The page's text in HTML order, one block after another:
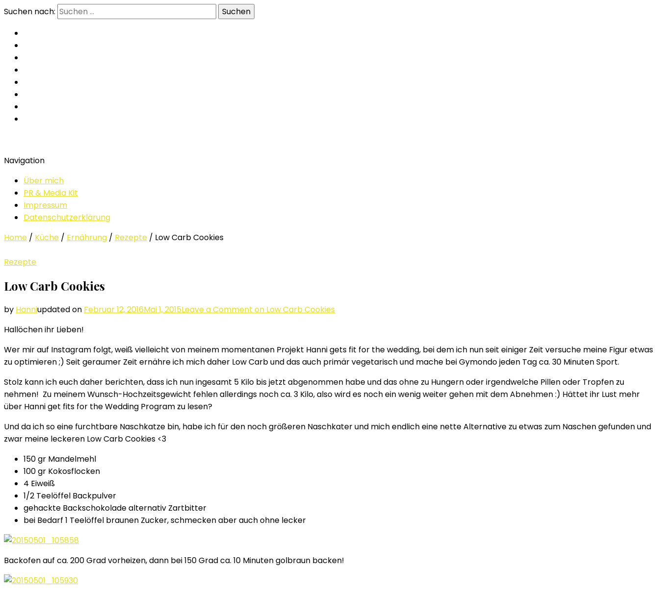
Suchen nach:
Navigation
Über mich
PR & Media Kit
Impressum
Datenschutzerklärung
Home / Küche / Ernährung / Rezepte / Low Carb Cookies
Rezepte
Low Carb Cookies
by Hanniupdated on Februar 12, 2016Mai 1, 2015Leave a Comment on Low Carb Cookies
Hallöchen ihr Lieben!
Wer mir auf Instagram folgt, weiß vielleicht von meinem momentanen Projekt Hanni gets fit for the wedding, bei dem ich nun seit einiger Zeit versuche meine Figur etwas
zu optimieren ;) Seit geraumer Zeit ernähre ich mich daher Low Carb und das auch primär vegetarisch und mache bei Gymondo jeden Tag ca. 30 Minuten Sport.
Stolz kann ich euch daher berichten, dass ich nun ingesamt 5 Kilo bis jetzt abgenommen habe und das ohne zu Hungern oder irgendwelche Pillen oder Tropfen zu
nehmen! Zu meinem Wunsch-Hochzeitsgewicht fehlen allerdings noch ca. 3 Kilo, also wird es noch ein wenig weiter gehen mit dem Abnehmen :) Hättet ihr Lust mehr
über Hanni get fits for the Wedding Program zu lesen?
Und da ich so eine furchtbare Naschkatze bin, habe ich für den noch größeren Naschkater und mich endlich eine nette Alternative zu etwas zum Naschen gefunden und
zwar meine leckeren Low Carb Cookies <3
150 gr Mandelmehl
100 gr Kokosflocken
4 Eiweiß
1/2 Teelöffel Backpulver
gehackte Backschokolade alternativ Zartbitter
bei Bedarf 1 Teelöffel braunen Zucker, schmecken aber auch ohne lecker
Backofen auf ca. 200 Grad vorheizen, dann bei 150 Grad ca. 10 Minuten golbraun backen!